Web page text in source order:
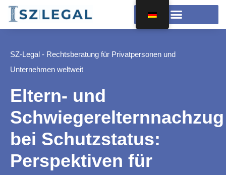
SZ-Legal - Rechtsberatung für Privatpersonen und
Unternehmen weltweit
Eltern- und
Schwiegerelternnachzug
bei Schutzstatus:
Perspektiven für